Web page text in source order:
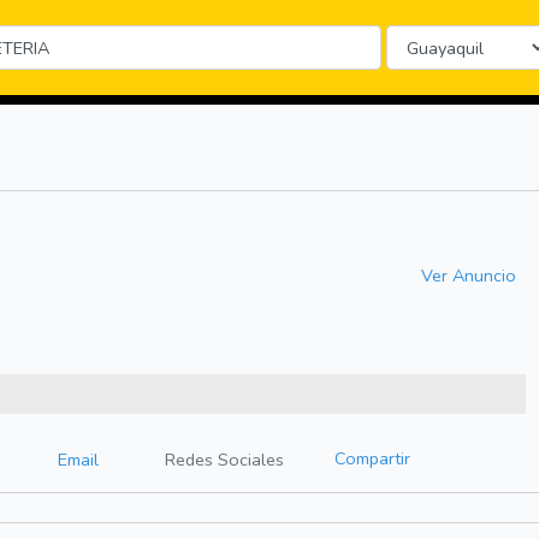
Ver Anuncio
Email Redes Sociales Compartir